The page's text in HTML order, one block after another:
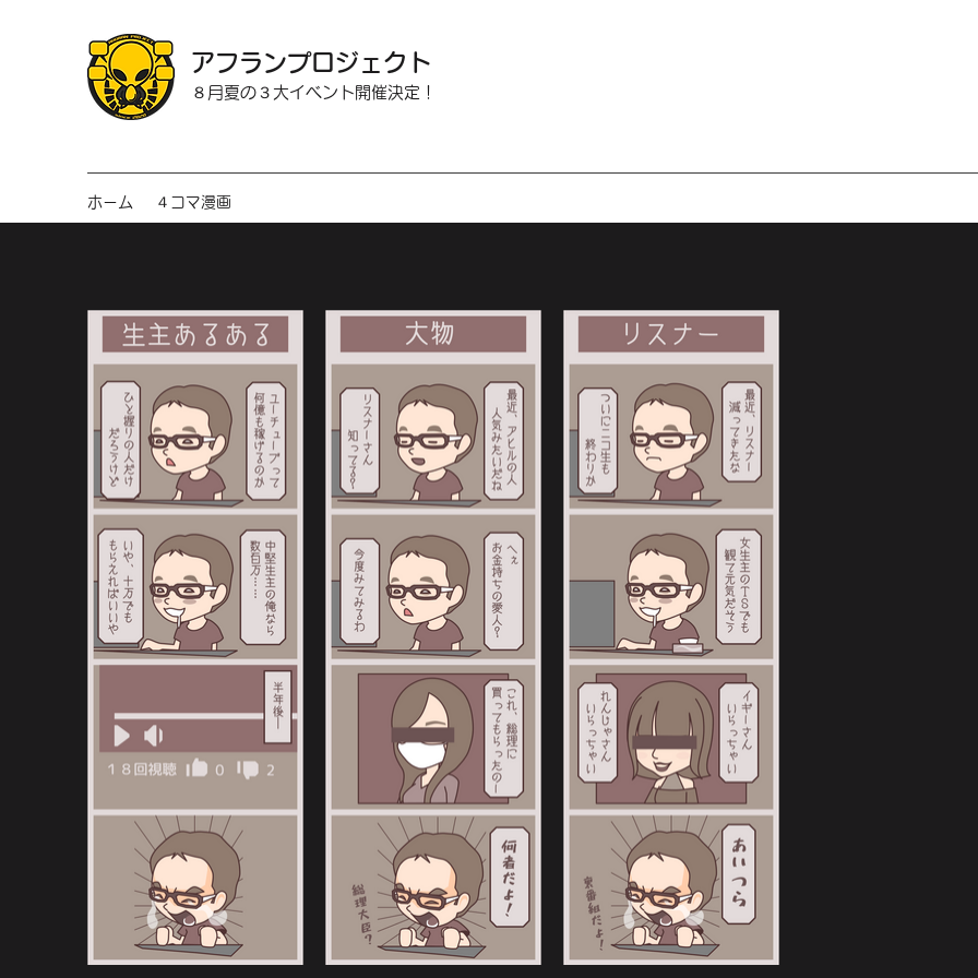
アフランプロジェクト
８月夏の３大イベント開催決定！
ホーム ４コマ漫画